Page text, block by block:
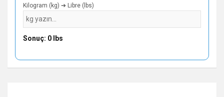
Kilogram (kg) ➔ Libre (lbs)
Sonuç: 0 lbs